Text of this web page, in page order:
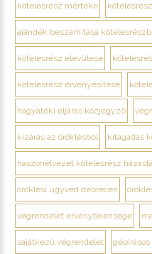
kötelesrész mértéke
ajándék beszámítása
kötelesrész elévülése
kötelesrész érvényesítése
hagyatéki eljárás közjegyző
kizárás az öröklésből kitagadás
haszonélvezet kötelesrész
öröklési ügyvéd debrecen
végrendelet érvénytelensége
sajátkezű végrendelet